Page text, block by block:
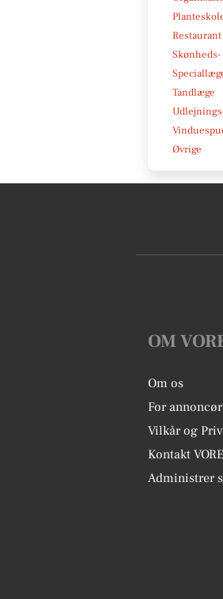
Restaurant
Tandlæge
Øvrige
OM
Om os
For
Vilkår og
Kontakt
Administrer